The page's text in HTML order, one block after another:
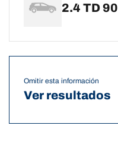
2.4 TD 90
Omitir esta información
Ver resultados